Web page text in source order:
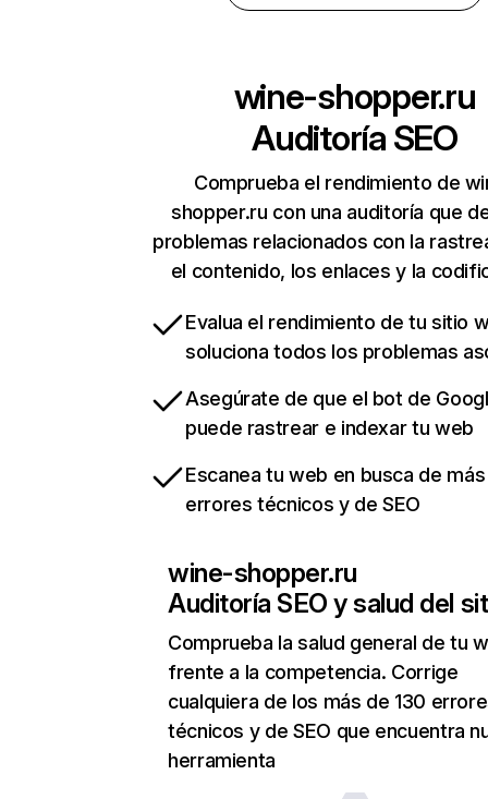
wine-shopper.ru
Auditoría SEO
Comprueba el rendimiento de
shopper.ru con una auditoría que
problemas relacionados con la
el contenido, los enlaces y la
Evalua el rendimiento de tu sitio
soluciona todos los problemas
Asegúrate de que el bot de
puede rastrear e indexar tu web
Escanea tu web en busca de
errores técnicos y de SEO
wine-shopper.ru
Auditoría SEO y salud del
Comprueba la salud general de tu
frente a la competencia. Corrige
cualquiera de los más de 130
técnicos y de SEO que encuentra
herramienta